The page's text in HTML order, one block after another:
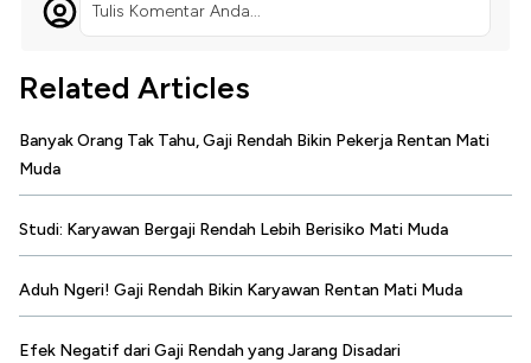
Tulis Komentar Anda...
Related Articles
Banyak Orang Tak Tahu, Gaji Rendah Bikin Pekerja Rentan Mati
Muda
Studi: Karyawan Bergaji Rendah Lebih Berisiko Mati Muda
Aduh Ngeri! Gaji Rendah Bikin Karyawan Rentan Mati Muda
Efek Negatif dari Gaji Rendah yang Jarang Disadari